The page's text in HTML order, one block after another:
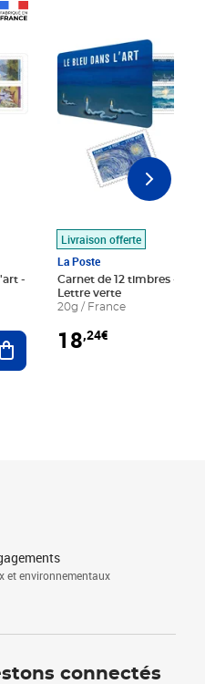
-
Ajouter au panier
Livraison offerte
La Poste
Carnet de 12 timbres - Le
Lettre verte
20g / France
18,24€
et environnementaux
connectés